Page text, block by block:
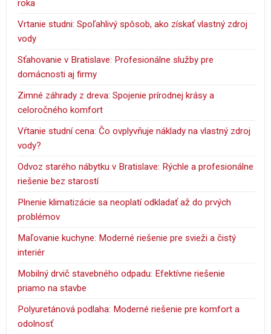
roka
Vrtanie studni: Spoľahlivý spôsob, ako získať vlastný zdroj
vody
Sťahovanie v Bratislave: Profesionálne služby pre
domácnosti aj firmy
Zimné záhrady z dreva: Spojenie prírodnej krásy a
celoročného komfort
Vŕtanie studní cena: Čo ovplyvňuje náklady na vlastný zdroj
vody?
Odvoz starého nábytku v Bratislave: Rýchle a profesionálne
riešenie bez starostí
Plnenie klimatizácie sa neoplatí odkladať až do prvých
problémov
Maľovanie kuchyne: Moderné riešenie pre svieži a čistý
interiér
Mobilný drvič stavebného odpadu: Efektívne riešenie
priamo na stavbe
Polyuretánová podlaha: Moderné riešenie pre komfort a
odolnosť